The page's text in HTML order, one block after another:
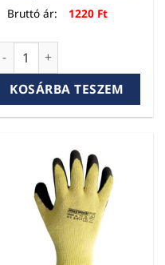
Bruttó ár:
1220 Ft
Kesztyű Bull méret 10.5
KOSÁRBA TESZEM